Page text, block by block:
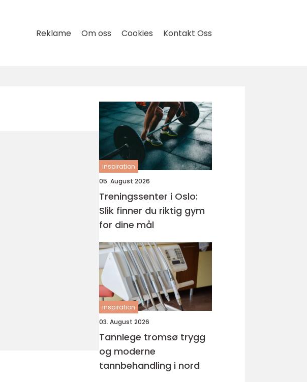
Reklame Om oss Cookies Kontakt Oss
inspiration
05. August 2026
Treningssenter i Oslo:
Slik finner du riktig gym
for dine mål
inspiration
03. August 2026
Tannlege tromsø trygg
og moderne
tannbehandling i nord